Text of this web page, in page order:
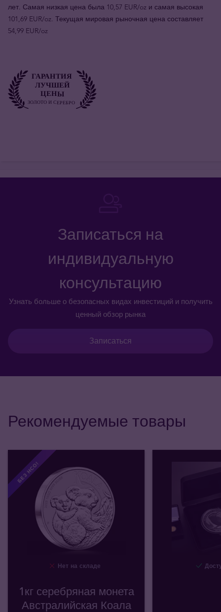
лет. Самая низкая цена была 10,57 EUR/oz и самая высокая
101,69 EUR/oz. Текущая мировая рыночная цена составляет
54,99 EUR/oz
Записаться на
индивидуальную
консультацию
Узнать больше о безопасных видах инвестиций и получить
ценный обзор рынка
Записаться
Рекомендуемые товары
БЕЗ НСО!
Нет на складе
1кг серебряная монета
Австралийская Коала